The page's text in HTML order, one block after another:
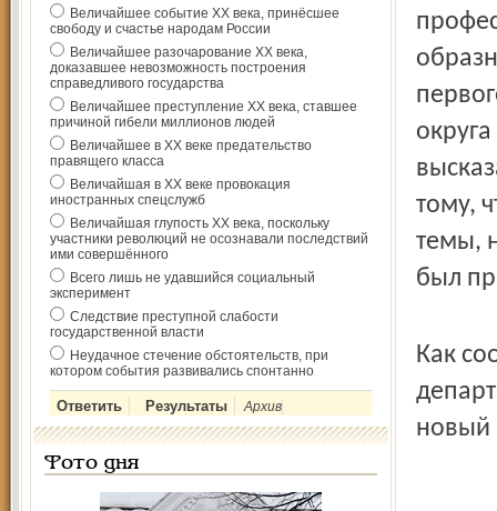
Величайшее событие ХХ века, принёсшее
свободу и счастье народам России
Величайшее разочарование ХХ века,
доказавшее невозможность построения
справедливого государства
Величайшее преступление ХХ века, ставшее
причиной гибели миллионов людей
Величайшее в ХХ веке предательство
правящего класса
Величайшая в ХХ веке провокация
иностранных спецслужб
Величайшая глупость ХХ века, поскольку
участники революций не осознавали последствий
ими совершённого
Всего лишь не удавшийся социальный
эксперимент
Следствие преступной слабости
государственной власти
Неудачное стечение обстоятельств, при
котором события развивались спонтанно
Архив
Фото дня
тому,
темы,
был
Как
новый